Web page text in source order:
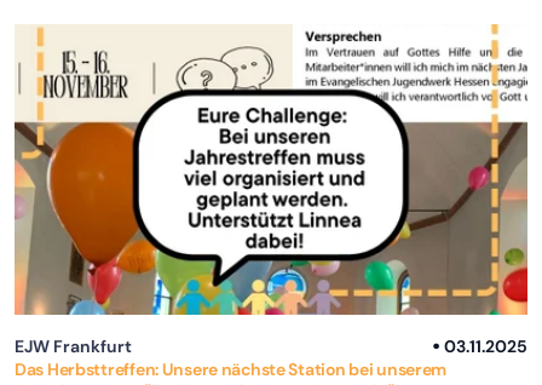
EJW Frankfurt
03.11.2025
Das Herbsttreffen: Unsere nächste Station bei unserem